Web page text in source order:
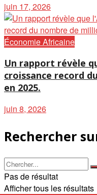
juin 17, 2026
Économie Africaine
Un rapport révèle
croissance record
en 2025.
juin 8, 2026
Rechercher
Pas de résultat
Afficher tous les résultats